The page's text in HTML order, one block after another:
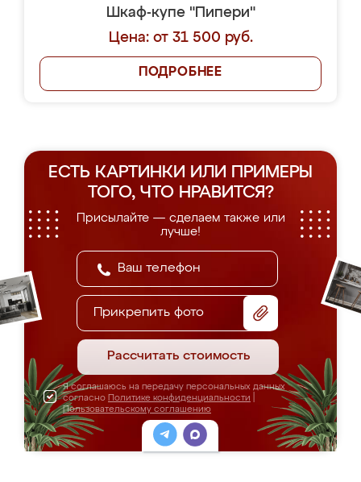
Шкаф-купе "Пипери"
Цена: от 31 500 руб.
ПОДРОБНЕЕ
ЕСТЬ КАРТИНКИ ИЛИ ПРИМЕРЫ
ТОГО, ЧТО НРАВИТСЯ?
Присылайте — сделаем также или
лучше!
Прикрепить фото
Рассчитать стоимость
Я соглашаюсь на передачу персональных данных
согласно Политике конфиденциальности
Пользовательскому соглашению